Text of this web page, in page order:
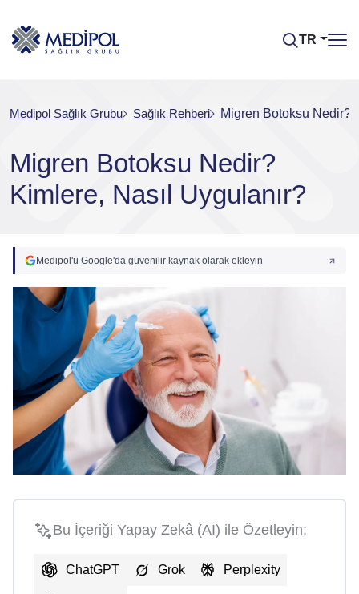
TR
Medipol Sağlık Grubu Sağlık Rehberi Migren Botoksu Nedir?
Migren Botoksu Nedir?
Kimlere, Nasıl Uygulanır?
Medipol'ü Google'da güvenilir kaynak olarak ekleyin
Bu İçeriği Yapay Zekâ (AI) ile Özetleyin:
ChatGPT Grok Perplexity